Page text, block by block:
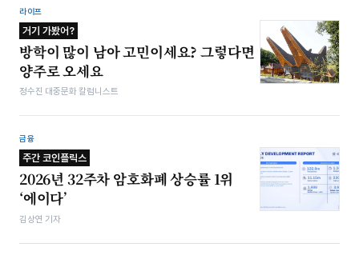
라이프
거기 가봤어?
방학이 많이 남아 고민이세요? 그렇다면
양주로 오세요
정수진 대중문화 칼럼니스트
금융
주간 코인플릭스
2026년 32주차 암호화폐 상승률 1위
‘에이다’
김상연 기자